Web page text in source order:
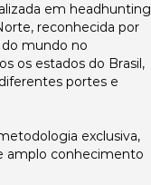
em headhunting
reconhecida por
mundo no
os estados do Brasil,
portes e
exclusiva,
amplo conhecimento